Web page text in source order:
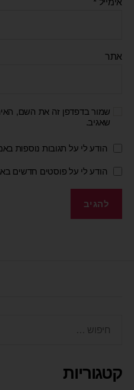
אימייל*
אתר
שמור בדפדפן זה את השם,
שאגיב.
הודע לי על תגובות נוספות
הודע לי על פוסטים חדשים
קטגוריות